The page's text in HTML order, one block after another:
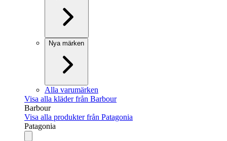
Nya märken
Alla varumärken
Visa alla kläder från Barbour
Barbour
Visa alla produkter från Patagonia
Patagonia